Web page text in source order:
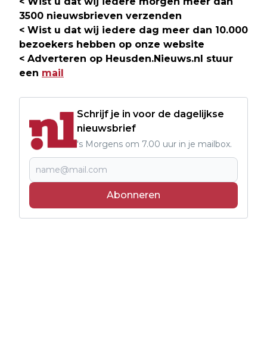
3500 nieuwsbrieven verzenden
< Wist u dat wij iedere dag meer dan 10.000
bezoekers hebben op onze website
< Adverteren op Heusden.Nieuws.nl stuur
een mail
Schrijf je in voor de dagelijkse
nieuwsbrief
's Morgens om 7.00 uur in je mailbox.
Abonneren